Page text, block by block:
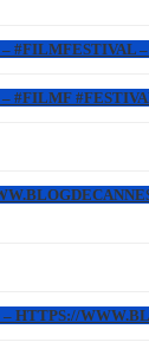
– #FILMFESTIVAL
– #FILMF
– HTTPS://